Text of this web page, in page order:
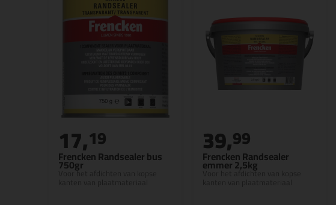
Frencken Randsealer bus
750gr
Voor het afdichten van kopse
17,19
Frencken Randsealer
emmer 2,5kg
Voor het afdichten van kopse
39,99